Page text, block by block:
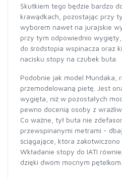
Skutkiem tego będzie bardzo
krawądkach, pozostając przy
wyborem nawet na jurajskie
przy tym odpowiednio wygięty,
do śródstopia wspinacza oraz
nacisku stopy na czubek buta.
Podobnie jak model Mundaka,
przemodelowaną pietę. Jest
wygięta, niż w pozostałych
pewno docenią osoby z
Co ważne, tył buta nie
przewspinanymi metrami -
ściągające, która zakotwiczono
Wkładanie stopy do IATI
dzięki dwóm mocnym pętelkom.